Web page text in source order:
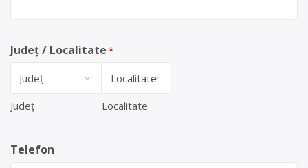
Județ / Localitate *
Județ Localitate
Telefon